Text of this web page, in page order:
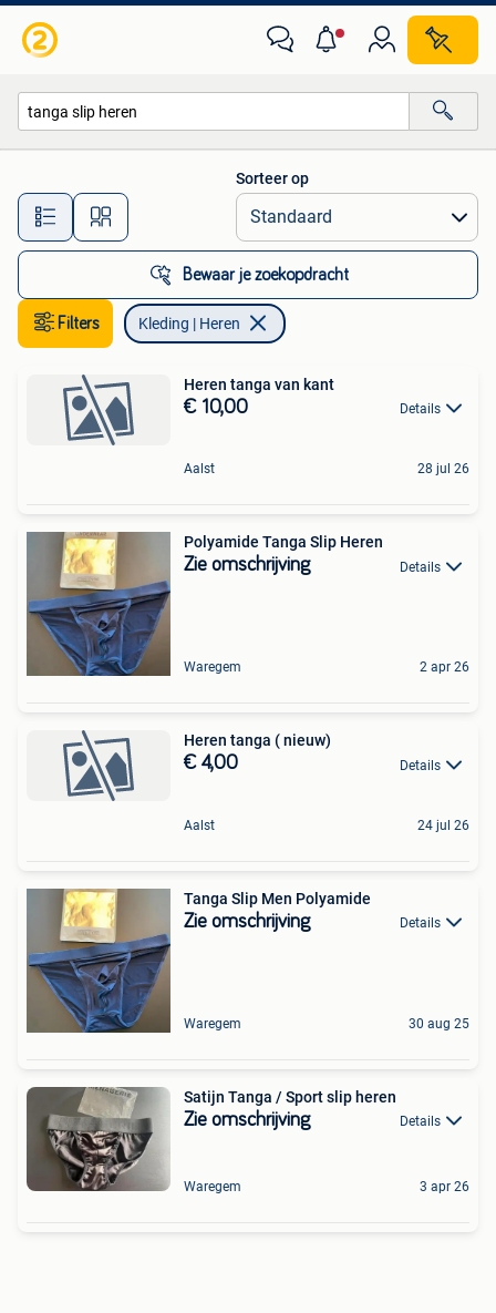
Alle afstanden…
Sorteer op
Bewaar je zoekopdracht
Filters Kleding | Heren
Heren tanga van kant
€ 10,00 Details
Aalst 28 jul 26
Polyamide Tanga Slip Heren
Zie omschrijving Details
Waregem 2 apr 26
Heren tanga ( nieuw)
€ 4,00 Details
Aalst 24 jul 26
Tanga Slip Men Polyamide
Zie omschrijving Details
Waregem 30 aug 25
Satijn Tanga / Sport slip heren
Zie omschrijving Details
Waregem 3 apr 26